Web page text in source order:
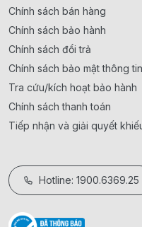
Chính sách bán hàng
Chính sách bảo hành
Chính sách đổi trả
Chính sách bảo mật thông tin
Tra cứu/kích hoạt bảo hành
Chính sách thanh toán
Tiếp nhận và giải quyết
Hotline: 1900.6369.25